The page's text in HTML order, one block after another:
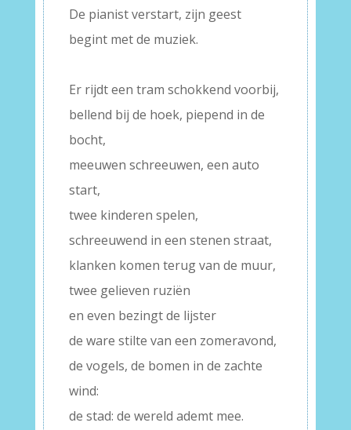
De pianist verstart, zijn geest
begint met de muziek.
Er rijdt een tram schokkend voorbij,
bellend bij de hoek, piepend in de
bocht,
meeuwen schreeuwen, een auto
start,
twee kinderen spelen,
schreeuwend in een stenen straat,
klanken komen terug van de muur,
twee gelieven ruziën
en even bezingt de lijster
de ware stilte van een zomeravond,
de vogels, de bomen in de zachte
wind:
de stad: de wereld ademt mee.